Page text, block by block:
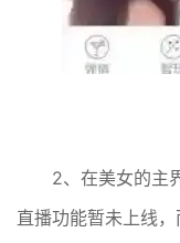
2、在美女的主
直播功能暂未上线